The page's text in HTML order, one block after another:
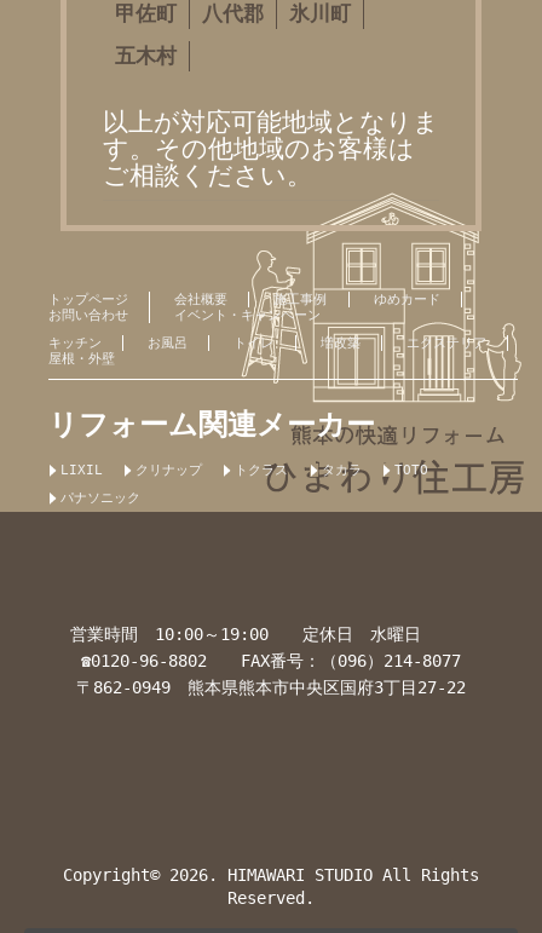
甲佐町
八代郡
氷川町
五木村
以上が対応可能地域となりま
す。その他地域のお客様は
ご相談ください。
トップページ 会社概要 施工事例
ゆめカード
お問い合わせ
イベント・キャンペーン
キッチン
お風呂 トイレ 増改築
エクステリア
屋根・外壁
リフォーム関連メーカー
LIXIL クリナップ トクラス タカラ
TOTO
パナソニック
営業時間 10:00～19:00 定休日 水曜日
☎0120-96-8802 FAX番号：（096）214-8077
〒862-0949 熊本県熊本市中央区国府3丁目27-22
Copyright© 2026. HIMAWARI STUDIO All Rights
Reserved.